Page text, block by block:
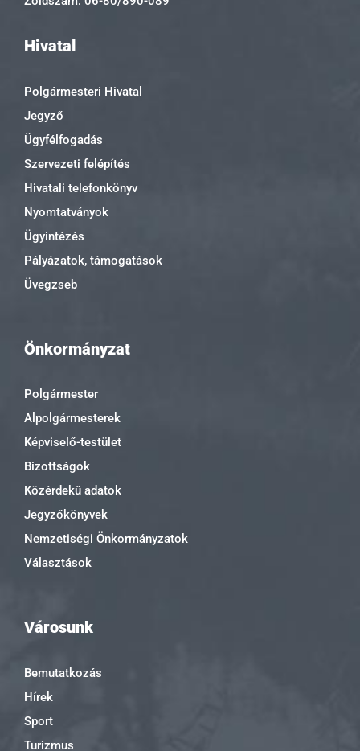
Hivatal
Polgármesteri Hivatal
Jegyző
Ügyfélfogadás
Szervezeti felépítés
Hivatali telefonkönyv
Nyomtatványok
Ügyintézés
Pályázatok, támogatások
Üvegzseb
Önkormányzat
Polgármester
Alpolgármesterek
Képviselő-testület
Bizottságok
Közérdekű adatok
Jegyzőkönyvek
Nemzetiségi Önkormányzatok
Választások
Városunk
Bemutatkozás
Hírek
Sport
Turizmus